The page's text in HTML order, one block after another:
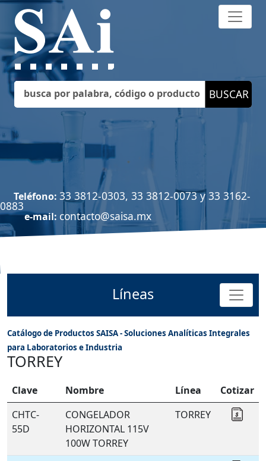
Teléfono: 33 3812-0303, 33 3812-0073 y 33 3162-
0883
e-mail: contacto@saisa.mx
Líneas
Catálogo de Productos SAISA - Soluciones Analíticas Integrales
para Laboratorios e Industria
TORREY
Clave Nombre Línea
Cotizar
CHTC-
55D
CONGELADOR
HORIZONTAL 115V
100W TORREY
TORREY